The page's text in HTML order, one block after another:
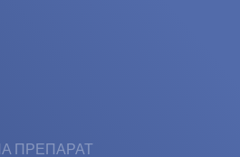
ПРЕПАРАТ